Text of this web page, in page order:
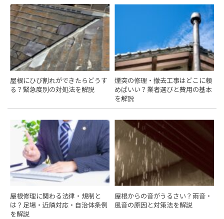
屋根にひび割れができたらどうす
る？緊急度別の対処法を解説
煙突の修理・撤去工事はどこに頼
めばいい？業者選びと費用の基本
を解説
屋根修理に関わる法律・規制と
は？足場・近隣対応・自治体条例
を解説
屋根からの音がうるさい？雨音・
風音の原因と対策法を解説